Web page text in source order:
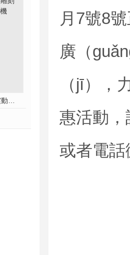
月7號8
廣（
（jī），
惠活動，
或者電話